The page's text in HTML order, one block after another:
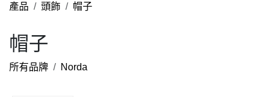
產品 頭飾 帽子
帽子
所有品牌 Norda